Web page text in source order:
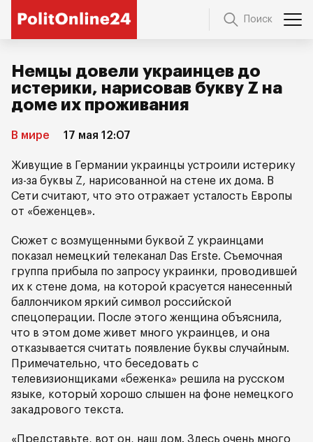
Поиск
Немцы довели украинцев до
истерики, нарисовав букву Z на
доме их проживания
В мире 17 мая 12:07
Живущие в Германии украинцы устроили истерику
из-за буквы Z, нарисованной на стене их дома. В
Сети считают, что это отражает усталость Европы
от «беженцев».
Сюжет с возмущенными буквой Z украинцами
показал немецкий телеканал Das Erste. Съемочная
группа прибыла по запросу украинки, проводившей
их к стене дома, на которой красуется нанесенный
баллончиком яркий символ российской
спецоперации. После этого женщина объяснила,
что в этом доме живет много украинцев, и она
отказывается считать появление буквы случайным.
Примечательно, что беседовать с
телевизионщиками «беженка» решила на русском
языке, который хорошо слышен на фоне немецкого
закадрового текста.
«Представьте, вот он, наш дом. Здесь очень много